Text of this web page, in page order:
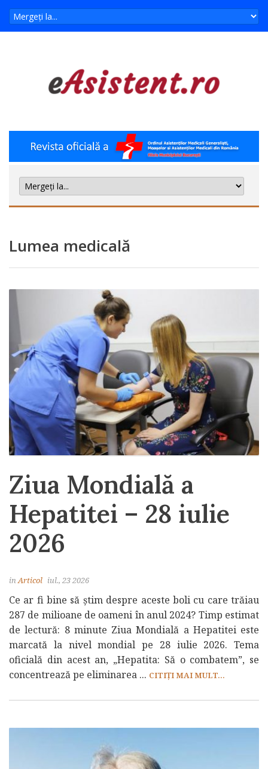
Lumea medicală
Ziua Mondială a
Hepatitei – 28 iulie
2026
inArticol iul., 23 2026
Ce ar fi bine să știm despre aceste boli cu care trăiau
287 de milioane de oameni în anul 2024? Timp estimat
de lectură: 8 minute Ziua Mondială a Hepatitei este
marcată la nivel mondial pe 28 iulie 2026. Tema
oficială din acest an, „Hepatita: Să o combatem”, se
concentrează pe eliminarea ... CITIȚI MAI MULT...